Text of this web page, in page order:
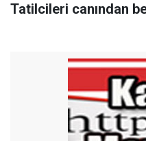
Tatilcileri canından